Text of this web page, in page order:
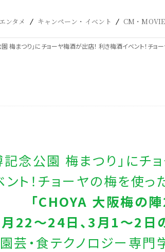
ンタメ キャンペーン・イベント CM・MOVIE
梅まつり」にチョーヤ梅酒が出店！ 利き梅酒イベント！チ
記念公園 梅まつり」にチ
ト！チョーヤの梅を使っ
「CHOYA 大阪梅の
22～24日、3月1～2日
芸・食テクノロジー専門